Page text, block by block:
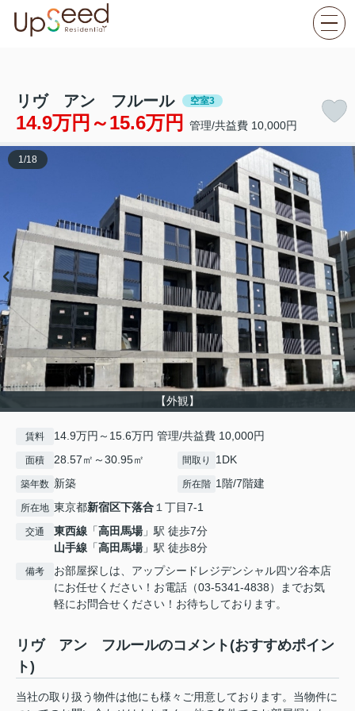
リヴ アン フルール 空室3
14.9万円～15.6万円 管理/共益費 10,000円
【外観】
1 /18
賃料 14.9万円～15.6万円 管理/共益費 10,000円
面積 28.57㎡～30.95㎡ 間取り 1DK
築年数 新築 所在階 1階/7階建
所在地 東京都新宿区下落合 １丁目7-1
交通 東西線 「高田馬場」駅 徒歩7分
山手線 「高田馬場」駅 徒歩8分
備考
お部屋探しは、アップシードレジデンシャル四ツ谷本店
にお任せください！お電話（03-5341-4838）までお気
軽にお問合せください！お待ちしております。
リヴ アン フルールのコメント(おすすめポイン
ト)
当社の取り扱う物件は他にも様々ご用意しております。当物件に